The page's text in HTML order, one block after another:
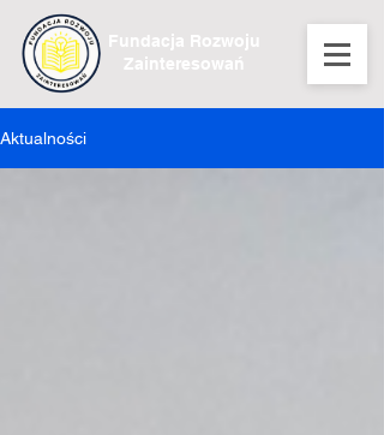
Fundacja Rozwoju
Zainteresowań
Aktualności